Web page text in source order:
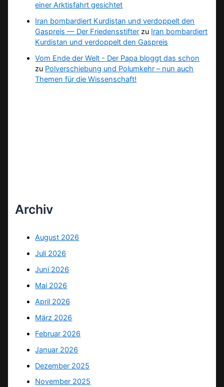
einer Arktisfahrt gesichtet
Iran bombardiert Kurdistan und verdoppelt den
Gaspreis — Der Friedensstifter zu Iran bombardiert
Kurdistan und verdoppelt den Gaspreis
Vom Ende der Welt - Der Papa bloggt das schon
zu Polverschiebung und Polumkehr – nun auch
Themen für die Wissenschaft!
Archiv
August 2026
Juli 2026
Juni 2026
Mai 2026
April 2026
März 2026
Februar 2026
Januar 2026
Dezember 2025
November 2025